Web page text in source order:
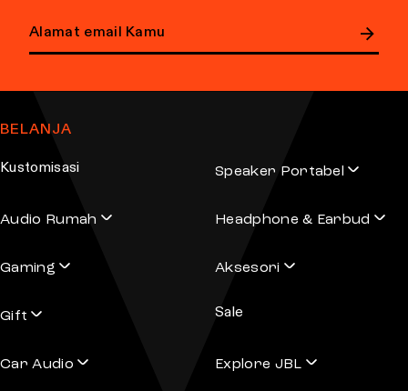
BELANJA
Kustomisasi Speaker Portabel
Audio Rumah Headphone & Earbud
Gaming Aksesori
Gift Sale
Car Audio Explore JBL